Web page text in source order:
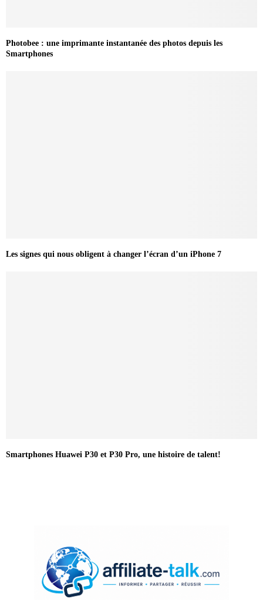
Photobee : une imprimante instantanée des photos depuis les
Smartphones
Les signes qui nous obligent à changer l’écran d’un iPhone 7
Smartphones Huawei P30 et P30 Pro, une histoire de talent!